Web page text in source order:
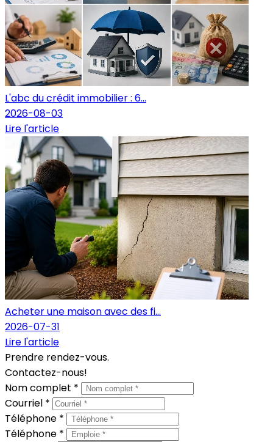
L'abc du crédit immobilier : 6...
2026-08-03
Lire l'article
Acheter une maison avec des fi...
2026-07-31
Lire l'article
Prendre rendez-vous.
Contactez-nous!
Nom complet *
Courriel *
Téléphone *
Téléphone *